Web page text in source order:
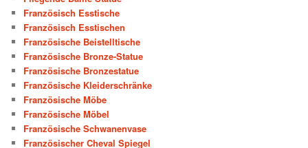
Französisch Esstische
Französisch Esstischen
Französische Beistelltische
Französische Bronze-Statue
Französische Bronzestatue
Französische Kleiderschränke
Französische Möbe
Französische Möbel
Französische Schwanenvase
Französischer Cheval Spiegel